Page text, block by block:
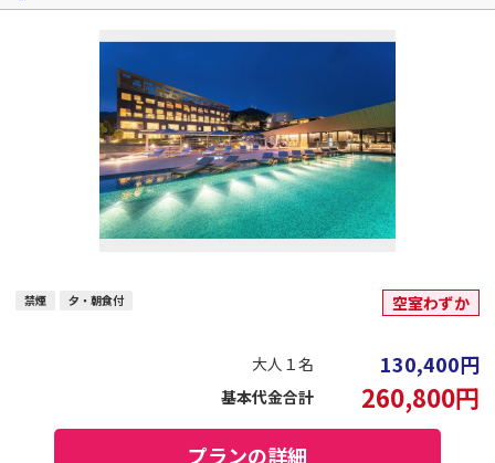
禁煙 夕・朝食付 空室わずか
大人１名 130,400円
基本代金合計 260,800円
プランの詳細